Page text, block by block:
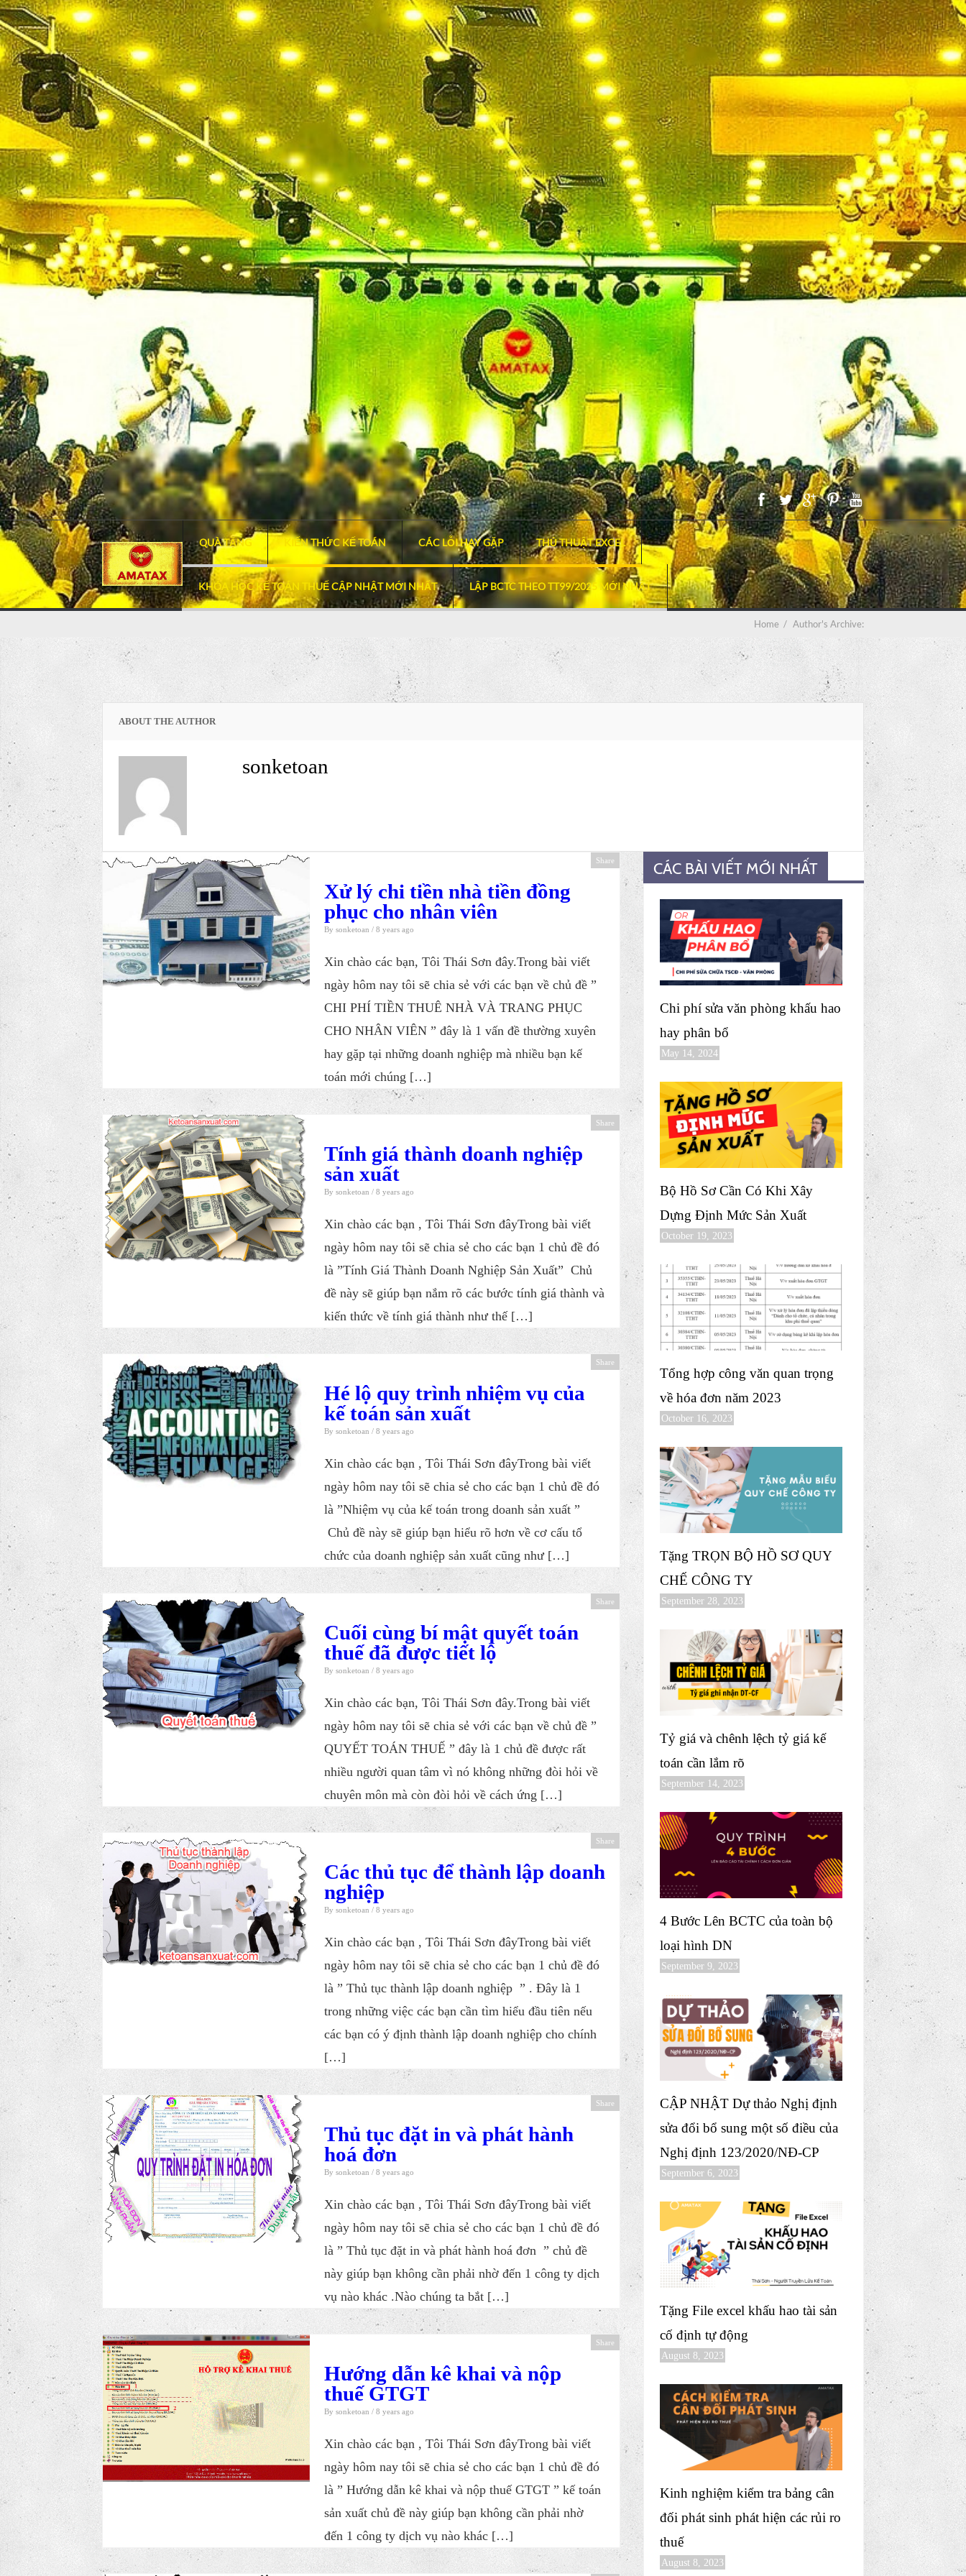
QUÀ TẶNG KIẾN THỨC KẾ TOÁN CÁC LỖI HAY GẶP THỦ THUẬT EXCEL
KHÓA HỌC KẾ TOÁN THUẾ CẬP NHẬT MỚI NHẤT LẬP BCTC THEO TT99/2025 MỚI NHẤT
Home / Author's Archive:
ABOUT THE AUTHOR
sonketoan
Share
Xử lý chi tiền nhà tiền đồng
phục cho nhân viên
By sonketoan / 8 years ago
Xin chào các bạn, Tôi Thái Sơn đây.Trong bài viết
ngày hôm nay tôi sẽ chia sẻ với các bạn về chủ đề ”
CHI PHÍ TIỀN THUÊ NHÀ VÀ TRANG PHỤC
CHO NHÂN VIÊN ” đây là 1 vấn đề thường xuyên
hay gặp tại những doanh nghiệp mà nhiều bạn kế
toán mới chúng […]
Share
Tính giá thành doanh nghiệp
sản xuất
By sonketoan / 8 years ago
Xin chào các bạn , Tôi Thái Sơn đâyTrong bài viết
ngày hôm nay tôi sẽ chia sẻ cho các bạn 1 chủ đề đó
là ​”T ín h Giá Thành Doanh Nghiệp Sản Xuất” Chủ
đề này sẽ giúp bạn nắm rõ các bước tính giá thành và
kiến thức về tính giá thành như thế […]
Share
Hé lộ quy trình nhiệm vụ của
kế toán sản xuất
By sonketoan / 8 years ago
Xin chào các bạn , Tôi Thái Sơn đâyTrong bài viết
ngày hôm nay tôi sẽ chia sẻ cho các bạn 1 chủ đề đó
là ​”Nhiệm vụ của kế toán trong doanh sản xuất ”
Chủ đề này sẽ giúp bạn hiểu rõ hơn về cơ cấu tổ
chức của doanh nghiệp sản xuất cũng như […]
Share
Cuối cùng bí mật quyết toán
thuế đã được tiết lộ
By sonketoan / 8 years ago
Xin chào các bạn, Tôi Thái Sơn đây.Trong bài viết
ngày hôm nay tôi sẽ chia sẻ với các bạn về chủ đề ”
QUYẾT TOÁN THUẾ ” đây là 1 chủ đề được rất
nhiều người quan tâm vì nó không những đòi hỏi về
chuyên môn mà còn đòi hỏi về cách ứng […]
Share
Các thủ tục để thành lập doanh
nghiệp
By sonketoan / 8 years ago
Xin chào các bạn , Tôi Thái Sơn đâyTrong bài viết
ngày hôm nay tôi sẽ chia sẻ cho các bạn 1 chủ đề đó
là ​” Thủ tục thành lập doanh nghiệp ” . Đây là 1
trong những việc các bạn cần tìm hiểu đầu tiên nếu
các bạn có ý định thành lập doanh nghiệp cho chính
[…]
Share
Thủ tục đặt in và phát hành
hoá đơn
By sonketoan / 8 years ago
Xin chào các bạn , Tôi Thái Sơn đâyTrong bài viết
ngày hôm nay tôi sẽ chia sẻ cho các bạn 1 chủ đề đó
là ​” Thủ tục đặt in và phát hành hoá đơn ” chủ đề
này giúp bạn không cần phải nhờ đến 1 công ty dịch
vụ nào khác .Nào chúng ta bắt […]
Share
Hướng dẫn kê khai và nộp
thuế GTGT
By sonketoan / 8 years ago
Xin chào các bạn , Tôi Thái Sơn đâyTrong bài viết
ngày hôm nay tôi sẽ chia sẻ cho các bạn 1 chủ đề đó
là ​” Hướng dẫn kê khai và nộp thuế GTGT ” kế toán
sản xuất chủ đề này giúp bạn không cần phải nhờ
đến 1 công ty dịch vụ nào khác […]
CÁC BÀI VIẾT MỚI NHẤT
Chi phí sửa văn phòng khấu hao
hay phân bổ
May 14, 2024
Bộ Hồ Sơ Cần Có Khi Xây
Dựng Định Mức Sản Xuất
October 19, 2023
Tổng hợp công văn quan trọng
về hóa đơn năm 2023
October 16, 2023
Tặng TRỌN BỘ HỒ SƠ QUY
CHẾ CÔNG TY
September 28, 2023
Tỷ giá và chênh lệch tỷ giá kế
toán cần lắm rõ
September 14, 2023
4 Bước Lên BCTC của toàn bộ
loại hình DN
September 9, 2023
CẬP NHẬT Dự thảo Nghị định
sửa đổi bổ sung một số điều của
Nghị định 123/2020/NĐ-CP
September 6, 2023
Tặng File excel khấu hao tài sản
cố định tự động
August 8, 2023
Kinh nghiệm kiểm tra bảng cân
đối phát sinh phát hiện các rủi ro
thuế
August 8, 2023